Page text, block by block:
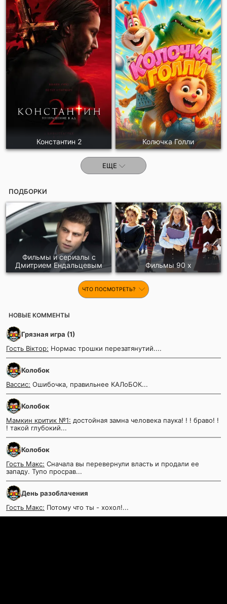
Константин 2 Колючка Голли
ЕЩЕ
ПОДБОРКИ
Фильмы и сериалы с
Дмитрием Ендальцевым
Фильмы 90 х
ЧТО ПОСМОТРЕТЬ?
НОВЫЕ КОММЕНТЫ
Грязная игра (1)
Гость Віктор: Нормас трошки перезатянутий....
Колобок
Вассис: Ошибочка, правильнее КАЛоБОК...
Колобок
Мамкин критик №1: достойная замна человека паука! ! ! браво! !
! такой глубокий...
Колобок
Гость Макс: Сначала вы перевернули власть и продали ее
западу. Тупо просрав...
День разоблачения
Гость Макс: Потому что ты - хохол!...